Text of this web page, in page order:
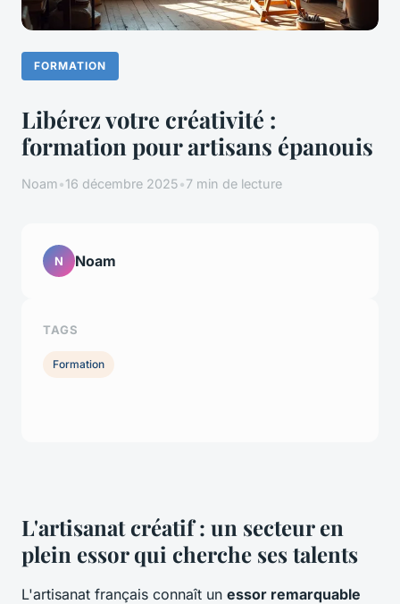
FORMATION
Libérez votre créativité :
formation pour artisans épanouis
Noam•16 décembre 2025•7 min de lecture
L'artisanat créatif : un secteur en
plein essor qui cherche ses talents
L'artisanat français connaît un essor remarquable
N Noam
TAGS
Formation